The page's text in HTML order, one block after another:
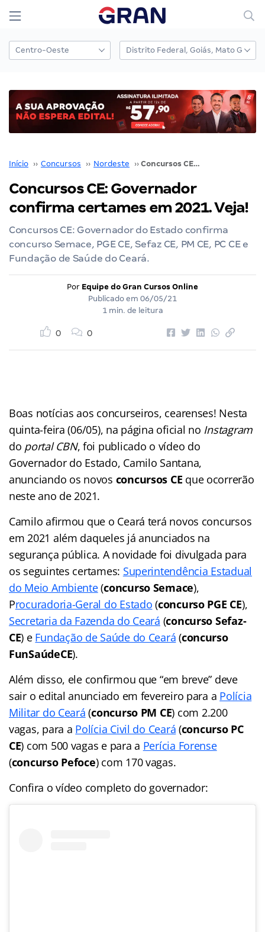
Início ›› Concursos ›› Nordeste ›› Concursos CE: Governador confirma certames em 2021. Veja!
Concursos CE: Governador
confirma certames em 2021. Veja!
Concursos CE: Governador do Estado confirma
concurso Semace, PGE CE, Sefaz CE, PM CE, PC CE e
Fundação de Saúde do Ceará.
Por Equipe do Gran Cursos Online
Publicado em 06/05/21
1 min. de leitura
0 0
Boas notícias aos concurseiros, cearenses! Nesta
quinta-feira (06/05), na página oficial no Instagram
do portal CBN, foi publicado o vídeo do
Governador do Estado, Camilo Santana,
anunciando os novos concursos CE que ocorrerão
neste ano de 2021.
Camilo afirmou que o Ceará terá novos concursos
em 2021 além daqueles já anunciados na
segurança pública. A novidade foi divulgada para
os seguintes certames: Superintendência Estadual
do Meio Ambiente(concurso Semace),
Procuradoria-Geral do Estado (concurso PGE CE),
Secretaria da Fazenda do Ceará (concurso Sefaz-
CE) e Fundação de Saúde do Ceará (concurso
FunSaúdeCE).
Além disso, ele confirmou que “em breve” deve
sair o edital anunciado em fevereiro para a Polícia
Militar do Ceará (concurso PM CE) com 2.200
vagas, para a Polícia Civil do Ceará (concurso PC
CE) com 500 vagas e para a Perícia Forense
(concurso Pefoce) com 170 vagas.
Confira o vídeo completo do governador: